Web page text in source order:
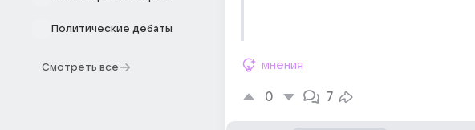
Политические дебаты
Смотреть все мнения
0 7